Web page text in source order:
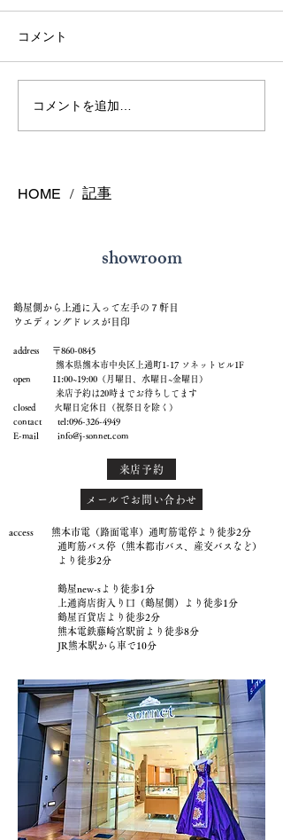
アクアマリンリング
コメント
コメントを追加…
HOME / 記事
showroom
鶴屋側から上通に入って左手の７軒目
ウエディングドレスが目印
address 〒860-0845
熊本県熊本市中央区上通町1-17 ソネットビル1F
open 11:00~19:00（月曜日、水曜日~金曜日）
来店予約は20時までお待ちしてます
closed 火曜日定休日（祝祭日を除く）
contact tel:096-326-4949
E-mail info@j-sonnet.com
来店予約
メールでお問い合わせ
access 熊本市電（路面電車）通町筋電停より徒歩2分
通町筋バス停（熊本都市バス、産交バスなど）
より徒歩2分
鶴屋new-sより徒歩1分
上通商店街入り口（鶴屋側）より徒歩1分
鶴屋百貨店より徒歩2分
熊本電鉄藤崎宮駅前より徒歩8分
JR熊本駅から車で10分